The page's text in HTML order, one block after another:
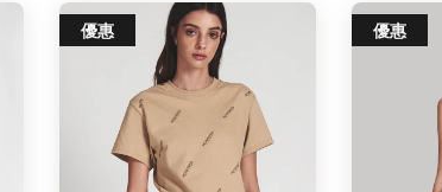
優惠 優惠